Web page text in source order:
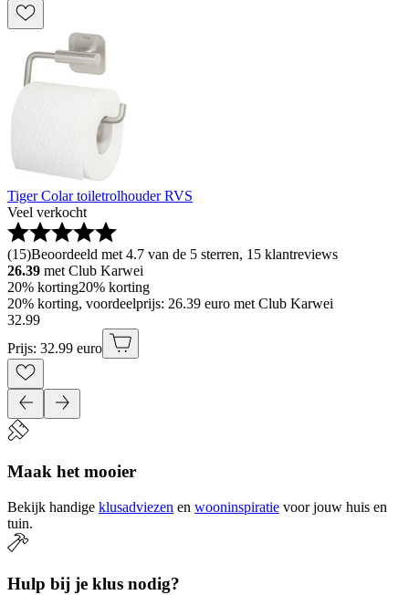
Tiger Colar toiletrolhouder RVS
Veel verkocht
(15)Beoordeeld met 4.7 van de 5 sterren, 15 klantreviews
26.39 met Club Karwei
20% korting20% korting
20% korting, voordeelprijs: 26.39 euro met Club Karwei
32.99
Prijs: 32.99 euro
Maak het mooier
Bekijk handige klusadviezen en wooninspiratie voor jouw huis en
tuin.
Hulp bij je klus nodig?